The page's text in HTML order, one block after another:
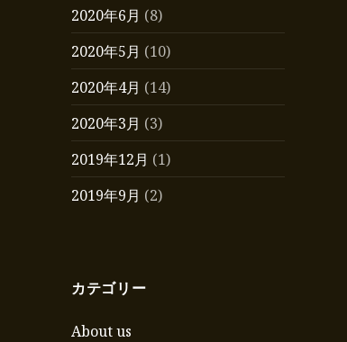
2020年6月 (8)
2020年5月 (10)
2020年4月 (14)
2020年3月 (3)
2019年12月 (1)
2019年9月 (2)
カテゴリー
About us